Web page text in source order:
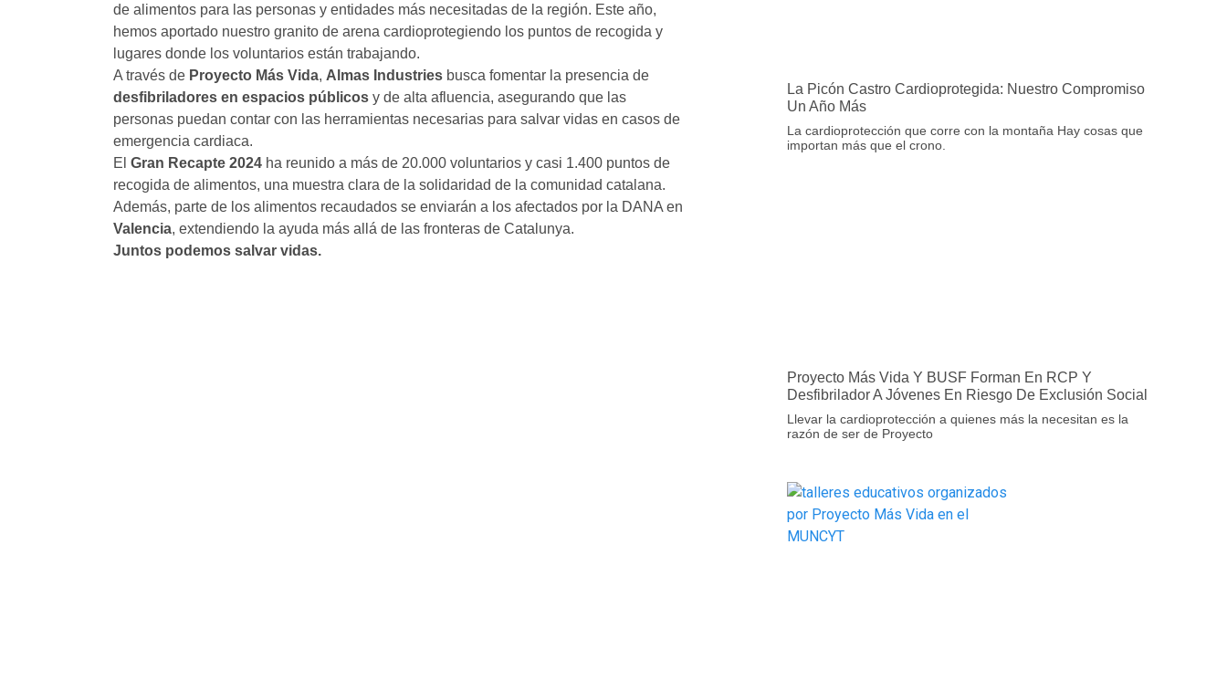
de alimentos para las personas y entidades más necesitadas de la región. Este año,
hemos aportado nuestro granito de arena cardioprotegiendo los puntos de recogida y
lugares donde los voluntarios están trabajando.
A través de Proyecto Más Vida, Almas Industriesbusca fomentar la presencia de
desfibriladores en espacios públicosy de alta afluencia, asegurando que las
personas puedan contar con las herramientas necesarias para salvar vidas en casos de
emergencia cardiaca.
El Gran Recapte 2024ha reunido a más de 20.000 voluntarios y casi 1.400 puntos de
recogida de alimentos, una muestra clara de la solidaridad de la comunidad catalana.
Además, parte de los alimentos recaudados se enviarán a los afectados por la DANA en
Valencia, extendiendo la ayuda más allá de las fronteras de Catalunya.
Juntos podemos salvar vidas.
La Picón Castro Cardioprotegida: Nuestro Compromiso
Un Año Más
La cardioprotección que corre con la montaña Hay cosas que
importan más que el crono.
Proyecto Más Vida Y BUSF Forman En RCP Y
Desfibrilador A Jóvenes En Riesgo De Exclusión Social
Llevar la cardioprotección a quienes más la necesitan es la
razón de ser de Proyecto